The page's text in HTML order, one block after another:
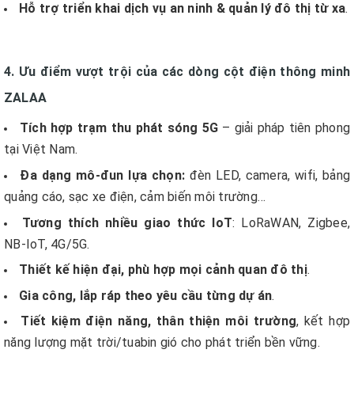
Hỗ trợ triển khai dịch vụ an ninh & quản lý đô thị từ xa.
4. Ưu điểm vượt trội của các dòng cột điện thông minh
ZALAA
Tích hợp trạm thu phát sóng 5G – giải pháp tiên phong
tại Việt Nam.
Đa dạng mô-đun lựa chọn: đèn LED, camera, wifi, bảng
quảng cáo, sạc xe điện, cảm biến môi trường…
Tương thích nhiều giao thức IoT: LoRaWAN, Zigbee,
NB-IoT, 4G/5G.
Thiết kế hiện đại, phù hợp mọi cảnh quan đô thị.
Gia công, lắp ráp theo yêu cầu từng dự án.
Tiết kiệm điện năng, thân thiện môi trường, kết hợp
năng lượng mặt trời/tuabin gió cho phát triển bền vững.